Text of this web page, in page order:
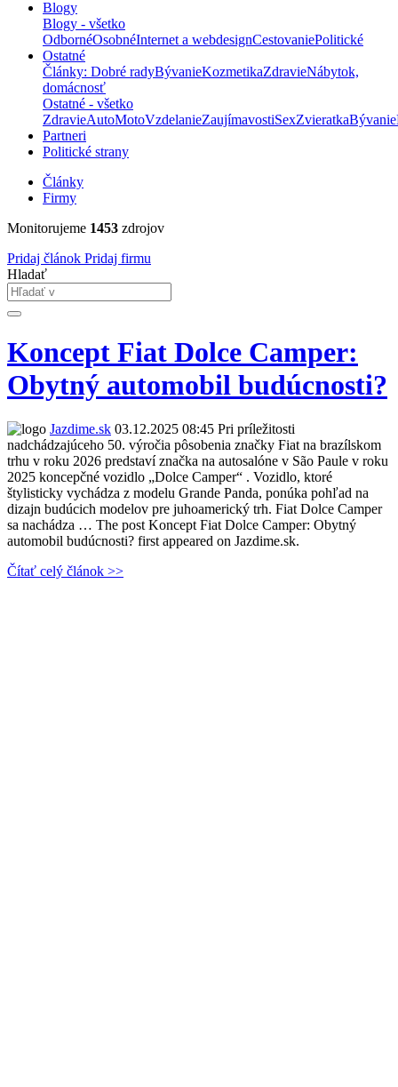
Blogy
Blogy - všetko
OdbornéOsobnéInternet a webdesignCestovaniePolitické
Ostatné
Články: Dobré radyBývanieKozmetikaZdravieNábytok,
domácnosť
Ostatné - všetko
ZdravieAutoMotoVzdelanieZaujímavostiSexZvieratkaBývanie
Partneri
Politické strany
Články
Firmy
Monitorujeme 1453 zdrojov
Pridaj článok Pridaj firmu
Hladať
Koncept Fiat Dolce Camper:
Obytný automobil budúcnosti?
Jazdime.sk 03.12.2025 08:45 Pri príležitosti
nadchádzajúceho 50. výročia pôsobenia značky Fiat na brazílskom
trhu v roku 2026 predstaví značka na autosalóne v São Paule v roku
2025 koncepčné vozidlo „Dolce Camper“ . Vozidlo, ktoré
štylisticky vychádza z modelu Grande Panda, ponúka pohľad na
dizajn budúcich modelov pre juhoamerický trh. Fiat Dolce Camper
sa nachádza … The post Koncept Fiat Dolce Camper: Obytný
automobil budúcnosti? first appeared on Jazdime.sk.
Čítať celý článok >>